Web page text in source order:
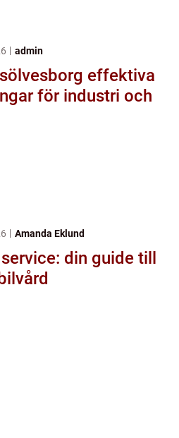
admin
effektiva
för industri och
Amanda Eklund
din guide till